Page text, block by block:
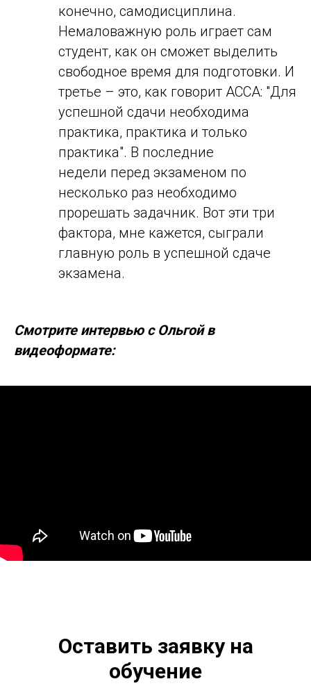
конечно, самодисциплина.
Немаловажную роль играет сам
студент, как он сможет выделить
свободное время для подготовки. И
третье – это, как говорит ACCA: "Для
успешной сдачи необходима
практика, практика и только
практика". В последние
недели перед экзаменом по
несколько раз необходимо
прорешать задачник. Вот эти три
фактора, мне кажется, сыграли
главную роль в успешной сдаче
экзамена.
Смотрите интервью с Ольгой в
видеоформате:
Оставить заявку на
обучение